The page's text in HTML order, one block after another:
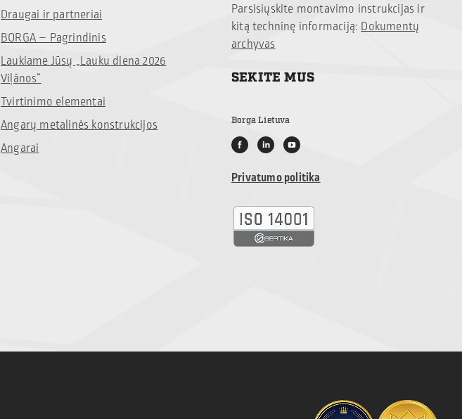
Draugai ir partneriai
BORGA – Pagrindinis
Laukiame Jūsų „Lauku diena 2026
Viļānos“
Tvirtinimo elementai
Angarų metalinės konstrukcijos
Angarai
Parsisiųskite montavimo instrukcijas ir
kitą techninę informaciją:Dokumentų
archyvas
SEKITE MUS
Borga Lietuva
Privatumo politika